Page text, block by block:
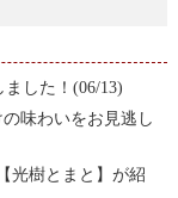
した！(06/13)
味わいをお見逃し
光樹とまと】が紹